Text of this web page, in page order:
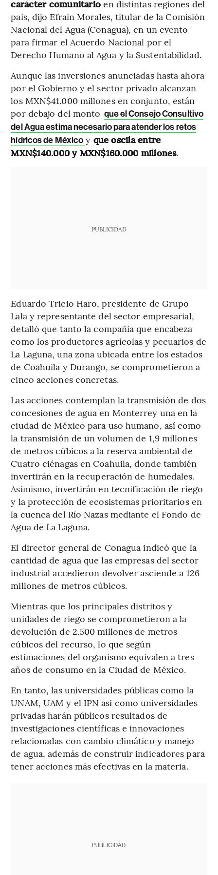
carácter comunitarioen distintas regiones del
país, dijo Efraín Morales, titular de la Comisión
Nacional del Agua (Conagua), en un evento
para firmar el Acuerdo Nacional por el
Derecho Humano al Agua y la Sustentabilidad.
Aunque las inversiones anunciadas hasta ahora
por el Gobierno y el sector privado alcanzan
los MXN$41.000 millones en conjunto, están
por debajo del monto que el Consejo Consultivo
del Agua estima necesario para atender los retos
hídricos de México y que oscila entre
MXN$140.000 y MXN$160.000 millones.
PUBLICIDAD
Eduardo Tricio Haro, presidente de Grupo
Lala y representante del sector empresarial,
detalló que tanto la compañía que encabeza
como los productores agrícolas y pecuarios de
La Laguna, una zona ubicada entre los estados
de Coahuila y Durango, se comprometieron a
cinco acciones concretas.
Las acciones contemplan la transmisión de dos
concesiones de agua en Monterrey una en la
ciudad de México para uso humano, así como
la transmisión de un volumen de 1,9 millones
de metros cúbicos a la reserva ambiental de
Cuatro ciénagas en Coahuila, donde también
invertirán en la recuperación de humedales.
Asimismo, invertirán en tecnificación de riego
y la protección de ecosistemas prioritarios en
la cuenca del Río Nazas mediante el Fondo de
Agua de La Laguna.
El director general de Conagua indicó que la
cantidad de agua que las empresas del sector
industrial accedieron devolver asciende a 126
millones de metros cúbicos.
Mientras que los principales distritos y
unidades de riego se comprometieron a la
devolución de 2.500 millones de metros
cúbicos del recurso, lo que según
estimaciones del organismo equivalen a tres
años de consumo en la Ciudad de México.
En tanto, las universidades públicas como la
UNAM, UAM y el IPN así como universidades
privadas harán públicos resultados de
investigaciones científicas e innovaciones
relacionadas con cambio climático y manejo
de agua, además de construir indicadores para
tener acciones más efectivas en la materia.
PUBLICIDAD